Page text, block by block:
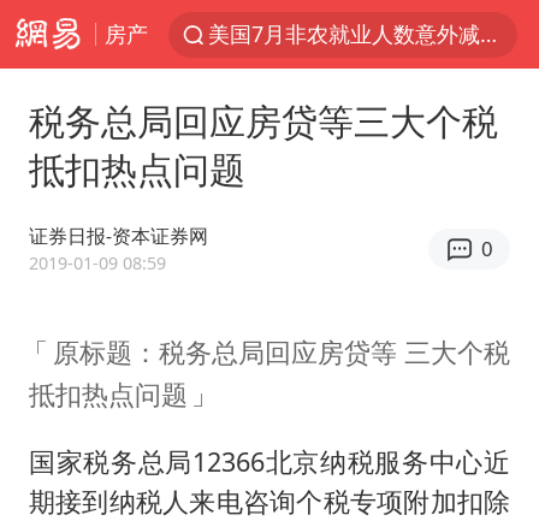
房产
美国7月非农就业人数意外减少2.3万人
“电影+”如何激发千亿级消费新活力？
台风白海豚闭眼了
泰国初中生饮弹自尽前开了26枪
预计“白海豚”明晚将在浙江舟山到福建福鼎一带沿海登陆
美股创4月份以来最大单周涨幅
王虹邓煜的同学获统计学界诺贝尔奖
税务总局回应房贷等三大个税
抵扣热点问题
证券日报-资本证券网
2019-01-09 08:59
0
原标题：税务总局回应房贷等 三大个税
抵扣热点问题
国家税务总局12366北京纳税服务中心近
期接到纳税人来电咨询个税专项附加扣除